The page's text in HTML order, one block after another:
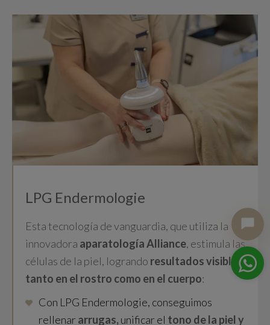
LPG Endermologie
Esta tecnología de vanguardia, que utiliza la
innovadora aparatología Alliance, estimula las
células de la piel, logrando resultados visibles
tanto en el rostro como en el cuerpo:
Con LPG Endermologie, conseguimos
rellenar arrugas, unificar el tono de la piel y
¡Hola! Soy Jessica
Asistente IA deRuiseñores Estética
¿En qué puedo ayudarte?
Tratamientos Promociones